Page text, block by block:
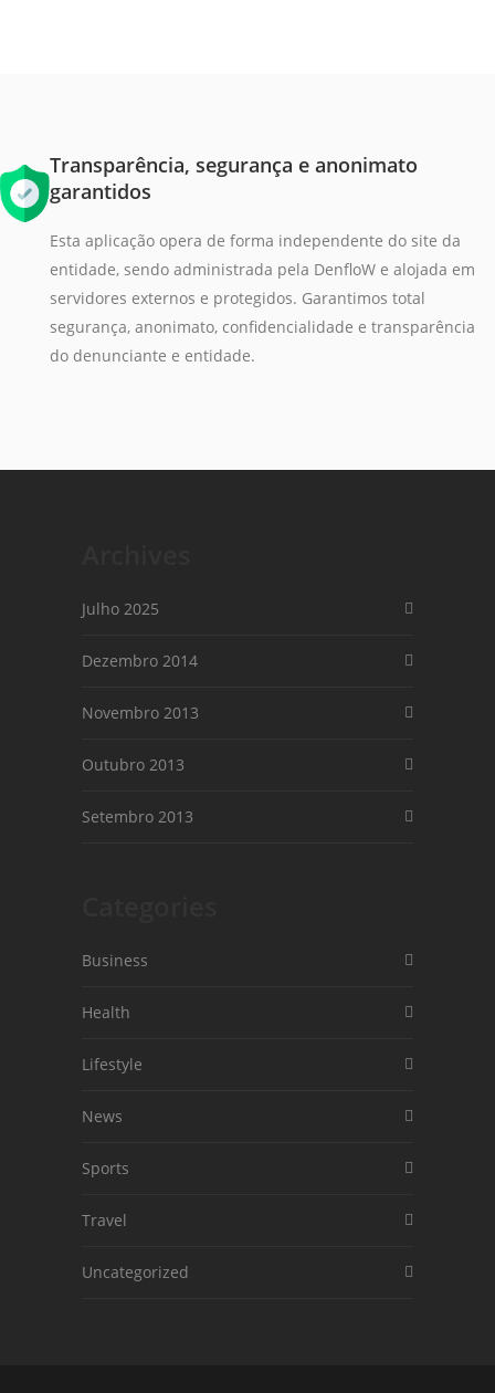
Transparência, segurança e anonimato
garantidos
Esta aplicação opera de forma independente do site da
entidade, sendo administrada pela DenfloW e alojada em
servidores externos e protegidos. Garantimos total
segurança, anonimato, confidencialidade e transparência
do denunciante e entidade.
Julho 2025
Dezembro 2014
Novembro 2013
Outubro 2013
Setembro 2013
Business
Health
Lifestyle
News
Sports
Travel
Uncategorized